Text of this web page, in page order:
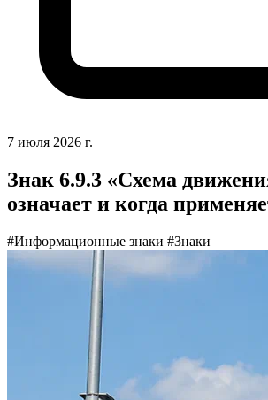
7 июля 2026 г.
Знак 6.9.3 «Схема
означает и когда
#Информационные знаки #Знаки